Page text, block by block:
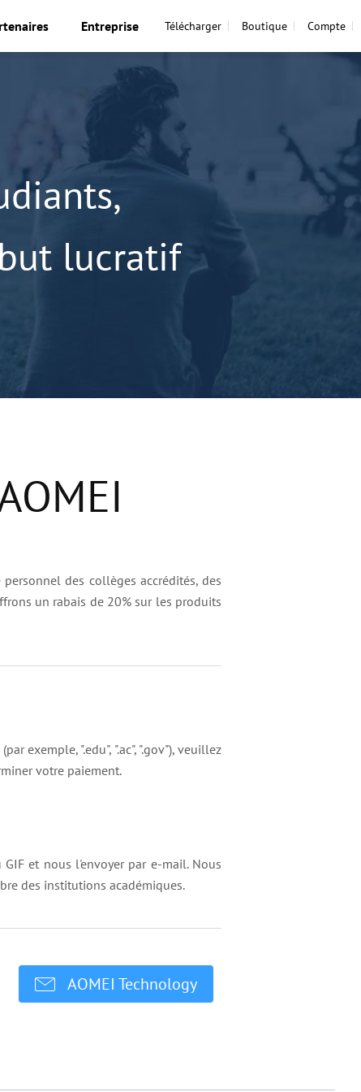
Entreprise Télécharger Boutique Compte
lucratif
des collèges accrédités, des
un rabais de 20% sur les produits
exemple, ".edu", ".ac", ".gov"), veuillez
votre paiement.
et nous l'envoyer par e-mail. Nous
des institutions académiques.
AOMEI Technology